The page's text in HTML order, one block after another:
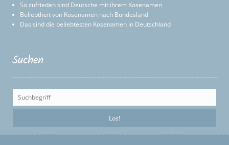
So zufrieden sind Deutsche mit ihrem Kosenamen
Beliebtheit von Kosenamen nach Bundesland
Das sind die beliebtesten Kosenamen in Deutschland
Suchen